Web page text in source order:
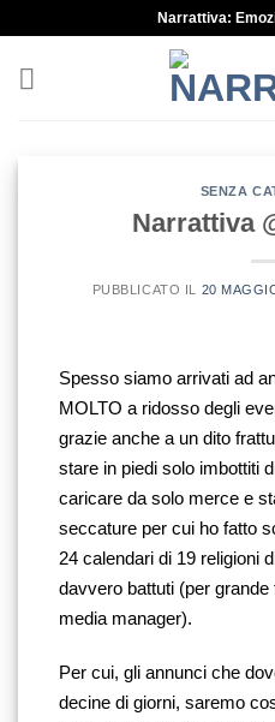
Narrattiva:
SENZA
Narrattiva
PUBBLICATO IL 20
Spesso siamo arrivati ad
MOLTO a ridosso degli
grazie anche a un dito
stare in piedi solo imbottiti
caricare da solo merce e
seccature per cui ho fatto
24 calendari di 19 religioni
davvero battuti (per
media manager).
Per cui, gli annunci che
decine di giorni, saremo